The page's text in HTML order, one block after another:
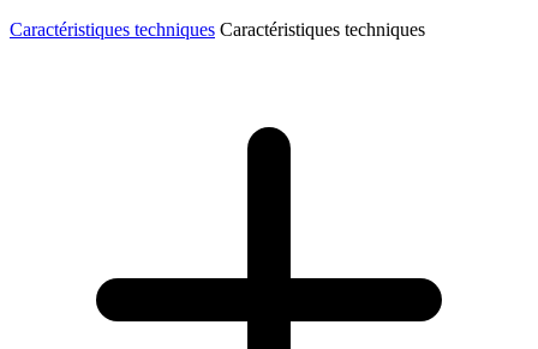
Caractéristiques techniques Caractéristiques techniques